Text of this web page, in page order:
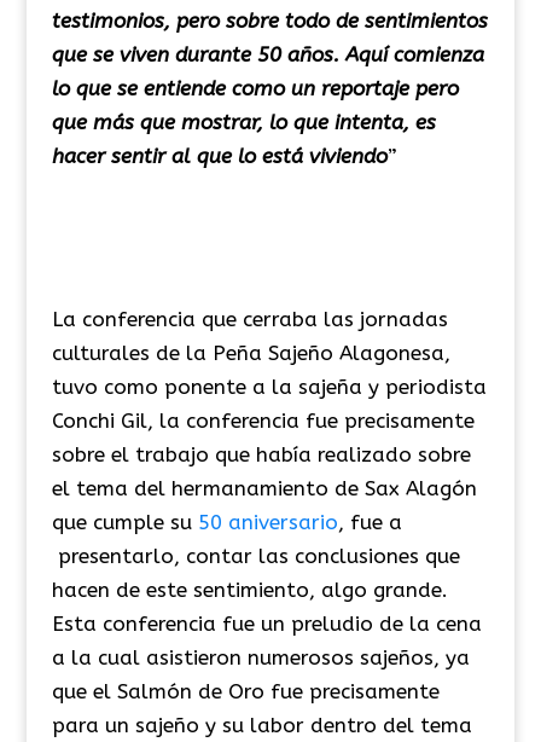
testimonios, pero sobre todo de sentimientos
que se viven durante 50 años. Aquí comienza
lo que se entiende como un reportaje pero
que más que mostrar, lo que intenta, es
hacer sentir al que lo está viviendo”
La conferencia que cerraba las jornadas
culturales de la Peña Sajeño Alagonesa,
tuvo como ponente a la sajeña y periodista
Conchi Gil, la conferencia fue precisamente
sobre el trabajo que había realizado sobre
el tema del hermanamiento de Sax Alagón
que cumple su50 aniversario, fue a
presentarlo, contar las conclusiones que
hacen de este sentimiento, algo grande.
Esta conferencia fue un preludio de la cena
a la cual asistieron numerosos sajeños, ya
que el Salmón de Oro fue precisamente
para un sajeño y su labor dentro del tema